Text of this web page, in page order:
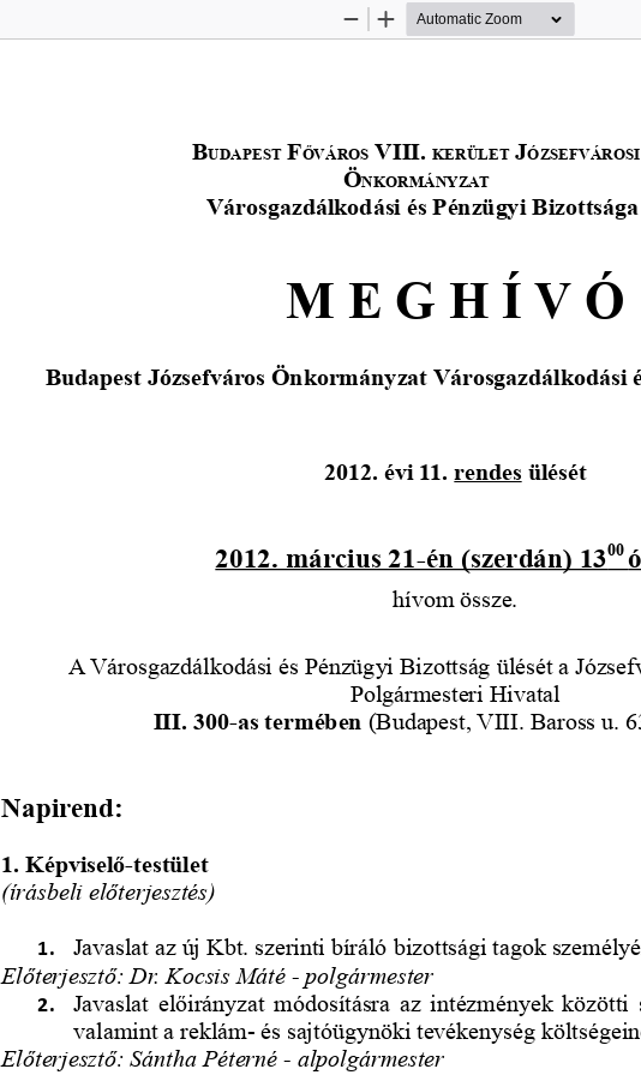
Zoom
Zoom
BUDAPEST FŐVÁROS VIII. KERÜLET JÓZSEFVÁROSI
ÖNKORMÁNYZAT
Városgazdálkodási és Pénzügyi Bizottsága
M E G H Í V Ó
Budapest Józsefváros Önkormányzat Városgazdálkodási
2012. évi 11. rendes ülését
2012. március 21-én (szerdán) 1300
hívom össze.
A Városgazdálkodási és Pénzügyi Bizottság ülését a
Polgármesteri Hivatal
III. 300-as termében (Budapest, VIII. Baross u.
Napirend:
1. Képviselő-testület
(írásbeli előterjesztés)
1. Javaslat az új Kbt. szerinti bíráló bizottsági tagok
Előterjesztő: Dr. Kocsis Máté - polgármester
2.
Javaslat előirányzat módosításra az intézmények közötti
valamint a reklám- és sajtóügynöki tevékenység
Előterjesztő: Sántha Péterné - alpolgármester